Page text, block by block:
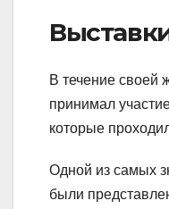
В течение своей
принимал
которые
Одной из самых
были